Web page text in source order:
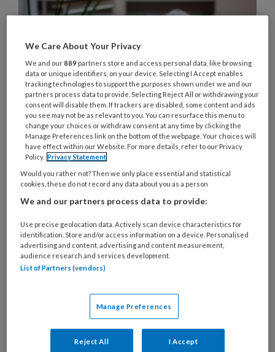
‘Krachtwerk wakkert een vuurtje
aan’
hoogleraar Maatschappelijke zorg bij de Radboud
Universiteit, waar ze zich vooral inzette voor hulp
aan mensen in de marge van de samenleving. Max
drijfveren, de rol van sociaal werkers en haar aan
populariteit winnende Krachtwerk-methode. ‘De
gesprekken met mensen die ongelooflijk veel
hebben meegemaakt en proberen te overleven,
We Care About Your Privacy
We and our889 partners store and access personal data, like browsing
data or unique identifiers, on your device. Selecting I Accept enables
tracking technologies to support the purposes shown under we and our
partners process data to provide. Selecting Reject All or withdrawing your
consent will disable them. If trackers are disabled, some content and ads
you see may not be as relevant to you. You can resurface this menu to
change your choices or withdraw consent at any time by clicking the
Manage Preferences link on the bottom of the webpage. Your choices will
have effect within our Website. For more details, refer to our Privacy
Policy. Privacy Statement
Would you rather not? Then we only place essential and statistical
cookies, these do not record any data about you as a person
We and our partners process data to provide:
Use precise geolocation data. Actively scan device characteristics for
identification. Store and/or access information on a device. Personalised
advertising and content, advertising and content measurement,
audience research and services development.
List of Partners (vendors)
Manage Preferences
Reject All I Accept